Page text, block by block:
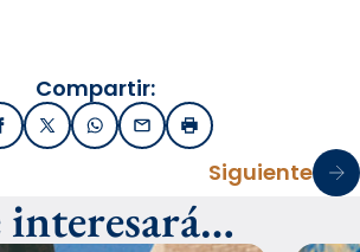
Compartir:
X / TwitterWhatsApp
EmailImprimir
Siguiente
interesará…